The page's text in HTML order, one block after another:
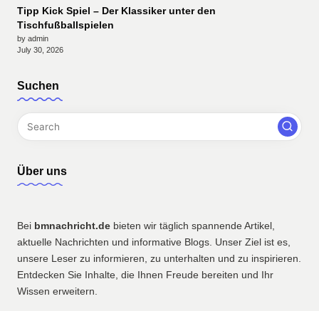
Tipp Kick Spiel – Der Klassiker unter den
Tischfußballspielen
by admin
July 30, 2026
Suchen
Über uns
Bei bmnachricht.de bieten wir täglich spannende Artikel,
aktuelle Nachrichten und informative Blogs. Unser Ziel ist es,
unsere Leser zu informieren, zu unterhalten und zu inspirieren.
Entdecken Sie Inhalte, die Ihnen Freude bereiten und Ihr
Wissen erweitern.